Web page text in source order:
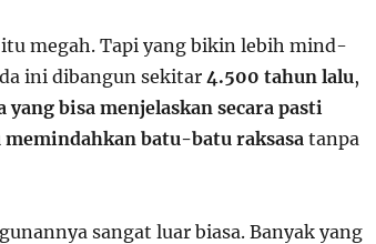
megah. Tapi yang bikin lebih mind-
ini dibangun sekitar 4.500 tahun lalu,
yang bisa menjelaskan secara pasti
batu-batu raksasa tanpa
sangat luar biasa. Banyak yang